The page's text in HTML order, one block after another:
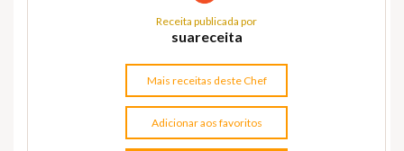
Receita publicada por
suareceita
Mais receitas deste Chef
Adicionar aos favoritos